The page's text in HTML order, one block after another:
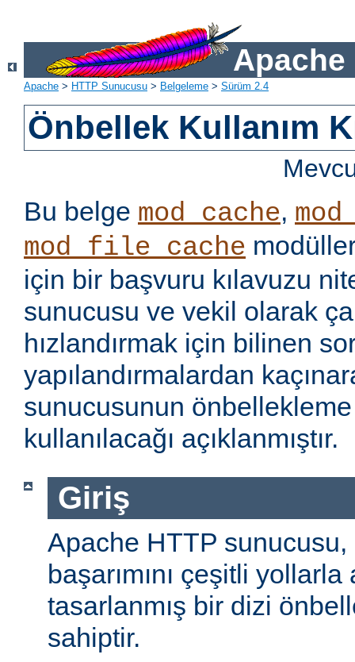
Apache
Apache > HTTP Sunucusu > Belgeleme > Sürüm 2.4
Önbellek Kullanım
Bu belge mod_cache,
mod_file_cache
için bir başvuru kılavuzu
sunucusu ve vekil olarak
hızlandırmak için bilinen
yapılandırmalardan
sunucusunun
kullanılacağı açıklanmıştır.
Giriş
Apache HTTP
başarımını çeşitli
tasarlanmış bir dizi
sahiptir.